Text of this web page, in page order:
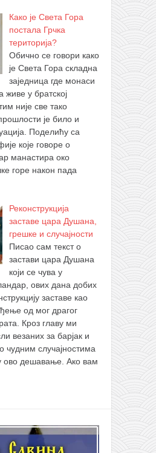
Како је Света Гора
постала Грчка
територија?
Обично се говори како
је Света Гора складна
заједница где монаси
у братској
није све тако
је било и
Поделићу са
које говоре о
манастира око
горе након пада
Реконструкција
заставе цара Душана,
грешке и случајности
Писао сам текст о
застави цара Душана
који се чува у
ових дана добих
заставе као
од мог драгог
Кроз главу ми
везаних за барјак и
чудним случајностима
ово дешавање. Ако вам